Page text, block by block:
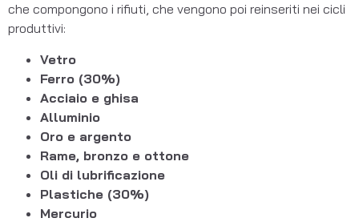
che compongono i rifiuti, che vengono poi reinseriti nei cicli
produttivi:
Vetro
Ferro (30%)
Acciaio e ghisa
Alluminio
Oro e argento
Rame, bronzo e ottone
Oli di lubrificazione
Plastiche (30%)
Mercurio